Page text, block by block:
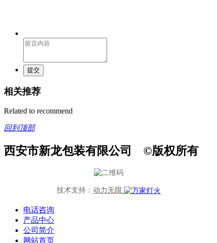
提交
相关推荐
Related to recommend
回到顶部
西安市新龙包装有限公司 ©版权所有
技术支持： 动力无限
电话咨询
产品中心
公司简介
网站首页